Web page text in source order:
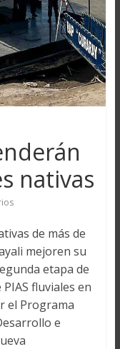
nativas
de más de
mejoren su
etapa de
PIAS fluviales en
el Programa
e